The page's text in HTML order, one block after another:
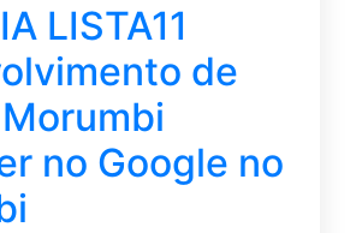
LISTA11
de
no Google no